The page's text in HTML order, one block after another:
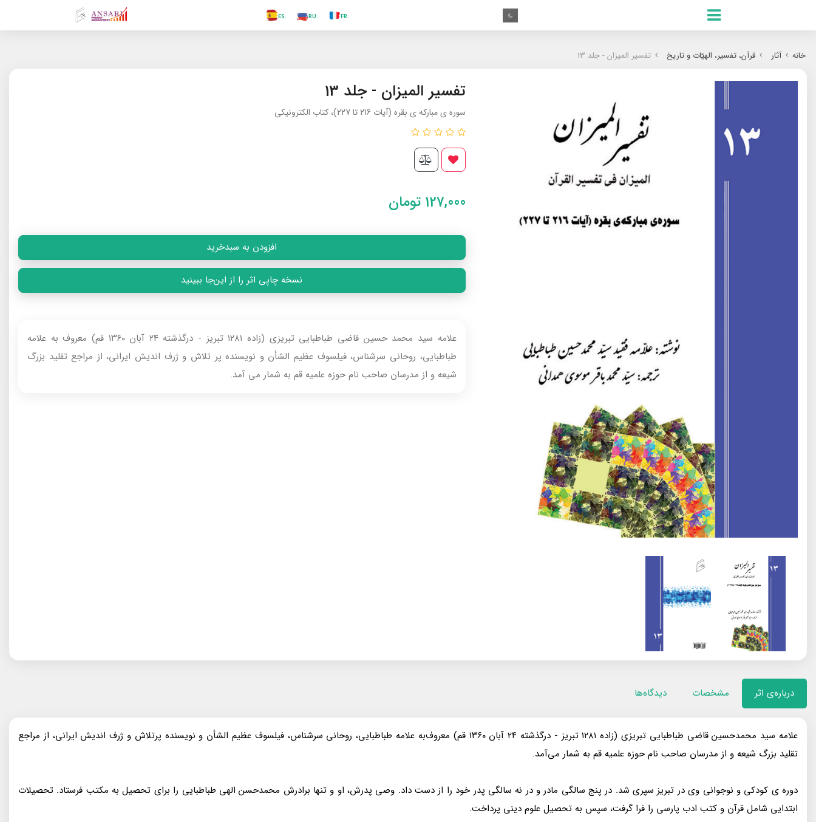
.FR
.RU
.ES
.FR
خانه آثار قرآن، تفسیر، الهیّات و تاریخ تفسیر المیزان - جلد 13
تفسیر المیزان - جلد 13
سوره ی مبارکه ی بقره (آيات 216 تا 227)، کتاب الکترونیکی
127,000 تومان
افزودن به سبدخرید
نسخه چاپی اثر را از این‌جا ببینید
علامه سید محمد حسین قاضی طباطبایی تبریزی (زاده ۱۲۸۱ تبریز - درگذشته ۲۴ آبان ۱۳۶۰ قم) معروف‌ به علامه
طباطبایی، روحانی سرشناس، فیلسوف عظیم الشأن و نویسنده پر تلاش و ژرف اندیش ایرانی، از مراجع تقلید بزرگ
شیعه و از مدرسان صاحب نام حوزه علمیه قم به شمار می‌ آمد.
درباره‌ی اثر مشخصات دیدگاه‌ها
علامه سید محمدحسین قاضی طباطبایی تبریزی (زاده ۱۲۸۱ تبریز - درگذشته ۲۴ آبان ۱۳۶۰ قم) معروف‌به علامه طباطبایی، روحانی سرشناس، فیلسوف عظیم الشأن و نویسنده پرتلاش و ژرف اندیش ایرانی، از مراجع
تقلید بزرگ شیعه و از مدرسان صاحب نام حوزه علمیه قم به شمار می‌آمد.
دوره ی کودکی و نوجوانی وی در تبریز سپری شد. در پنج سالگی مادر و در نه سالگی پدر خود را از دست داد. وصی پدرش، او و تنها برادرش محمدحسن الهی طباطبایی را برای تحصیل به مکتب فرستاد. تحصیلات
ابتدایی شامل قرآن و کتب ادب پارسی را فرا گرفت، سپس به تحصیل علوم دینی پرداخت.